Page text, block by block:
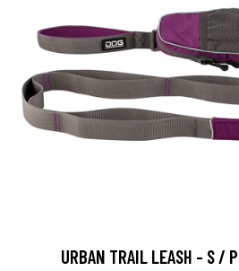
URBAN TRAIL LEASH - S /